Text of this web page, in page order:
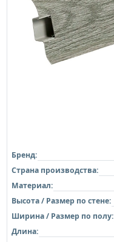
Бренд:
Страна производства:
Материал:
Высота / Размер по стене:
Ширина / Размер по полу:
Длина: